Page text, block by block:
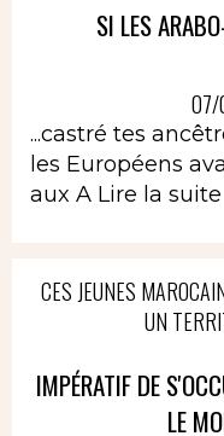
SI LES
07/
...castré tes
les Européens
aux A Lire la suite
CES JEUNES
UN
IMPÉRATIF DE
LE